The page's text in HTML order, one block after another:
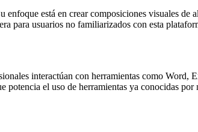
está en crear composiciones visuales de
para usuarios no familiarizados con esta
interactúan con herramientas como Word,
el uso de herramientas ya conocidas